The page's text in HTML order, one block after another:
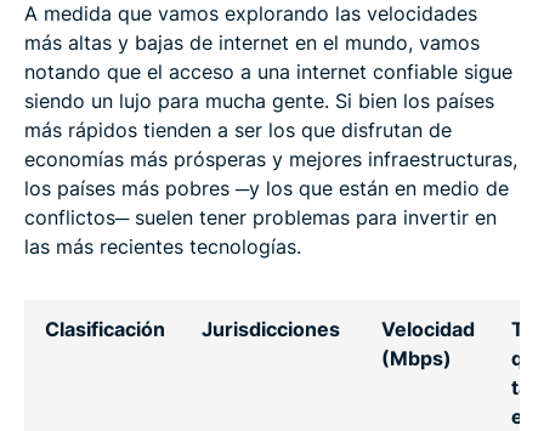
A medida que vamos explorando las velocidades
más altas y bajas de internet en el mundo, vamos
notando que el acceso a una internet confiable sigue
siendo un lujo para mucha gente. Si bien los países
más rápidos tienden a ser los que disfrutan de
economías más prósperas y mejores infraestructuras,
los países más pobres ─y los que están en medio de
conflictos─ suelen tener problemas para invertir en
las más recientes tecnologías.
Clasificación Jurisdicciones
Velocidad
(Mbps)
en